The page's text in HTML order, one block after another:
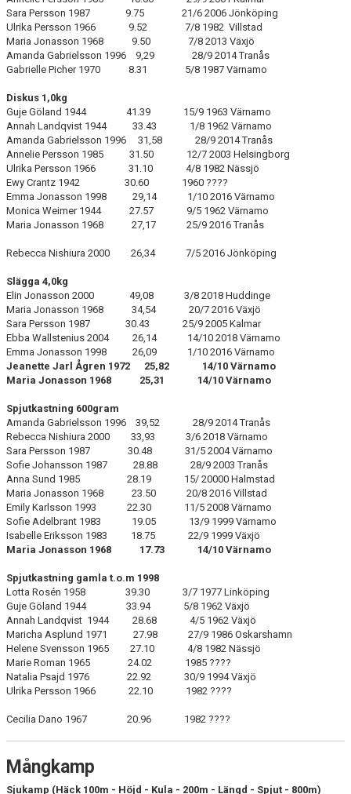
Sara Persson 1987 9.75 21/6 2006 Jönköping
Ulrika Persson 1966 9.52 7/8 1982 Villstad
Maria Jonasson 1968 9.50 7/8 2013 Växjö
Amanda Gabrielsson 1996 9,29 28/9 2014 Tranås
Gabrielle Picher 1970 8.31 5/8 1987 Värnamo
Diskus 1,0kg
Guje Göland 1944 41.39 15/9 1963 Värnamo
Annah Landqvist 1944 33.43 1/8 1962 Värnamo
Amanda Gabrielsson 1996 31,58 28/9 2014 Tranås
Annelie Persson 1985 31.50 12/7 2003 Helsingborg
Ulrika Persson 1966 31.10 4/8 1982 Nässjö
Ewy Crantz 1942 30.60 1960 ????
Emma Jonasson 1998 29,14 1/10 2016 Värnamo
Monica Weimer 1944 27.57 9/5 1962 Värnamo
Maria Jonasson 1968 27,17 25/9 2016 Tranås
Rebecca Nishiura 2000 26,34 7/5 2016 Jönköping
Slägga 4,0kg
Elin Jonasson 2000 49,08 3/8 2018 Huddinge
Maria Jonasson 1968 34,54 20/7 2016 Växjö
Sara Persson 1987 30.43 25/9 2005 Kalmar
Ebba Wallstenius 2004 26,14 14/10 2018 Värnamo
Emma Jonasson 1998 26,09 1/10 2016 Värnamo
Jeanette Jarl Ågren 1972 25,82 14/10 Värnamo
Maria Jonasson 1968 25,31 14/10 Värnamo
Spjutkastning 600gram
Amanda Gabrielsson 1996 39,52 28/9 2014 Tranås
Rebecca Nishiura 2000 33,93 3/6 2018 Värnamo
Sara Persson 1987 30.48 31/5 2004 Värnamo
Sofie Johansson 1987 28.88 28/9 2003 Tranås
Anna Sund 1985 28.19 15/ 20000 Halmstad
Maria Jonasson 1968 23.50 20/8 2016 Villstad
Emily Karlsson 1993 22.30 11/5 2008 Värnamo
Sofie Adelbrant 1983 19.05 13/9 1999 Värnamo
Isabelle Eriksson 1983 18.75 22/9 1999 Växjö
Maria Jonasson 1968 17.73 14/10 Värnamo
Spjutkastning gamla t.o.m 1998
Lotta Rosén 1958 39.30 3/7 1977 Linköping
Guje Göland 1944 33.94 5/8 1962 Växjö
Annah Landqvist 1944 28.68 4/5 1962 Växjö
Maricha Asplund 1971 27.98 27/9 1986 Oskarshamn
Helene Svensson 1965 27.10 4/8 1982 Nässjö
Marie Roman 1965 24.02 1985 ????
Natalia Psajd 1976 22.92 30/9 1994 Växjö
Ulrika Persson 1966 22.10 1982 ????
Cecilia Dano 1967 20.96 1982 ????
Mångkamp
Sjukamp (Häck 100m - Höjd - Kula - 200m - Längd - Spjut - 800m)